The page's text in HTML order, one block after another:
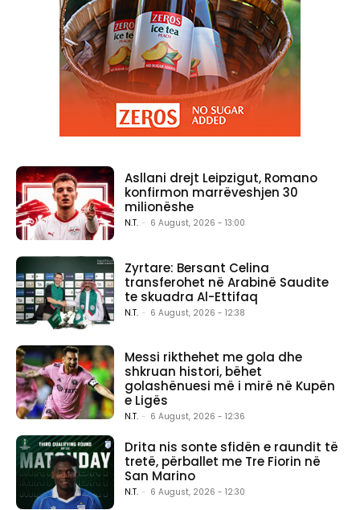
Asllani drejt Leipzigut, Romano
konfirmon marrëveshjen 30
milionëshe
N.T. - 6 August, 2026 - 13:00
Zyrtare: Bersant Celina
transferohet në Arabinë Saudite
te skuadra Al-Ettifaq
N.T. - 6 August, 2026 - 12:38
Messi rikthehet me gola dhe
shkruan histori, bëhet
golashënuesi më i mirë në Kupën
e Ligës
N.T. - 6 August, 2026 - 12:36
Drita nis sonte sfidën e raundit të
tretë, përballet me Tre Fiorin në
San Marino
N.T. - 6 August, 2026 - 12:30